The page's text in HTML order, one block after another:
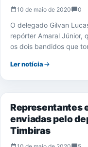
10 de maio de 2020 0
O delegado Gilvan
repórter Amaral Júnior,
os dois bandidos que
Ler notícia
NOTÍCIAS
Representantes
enviadas pelo
Timbiras